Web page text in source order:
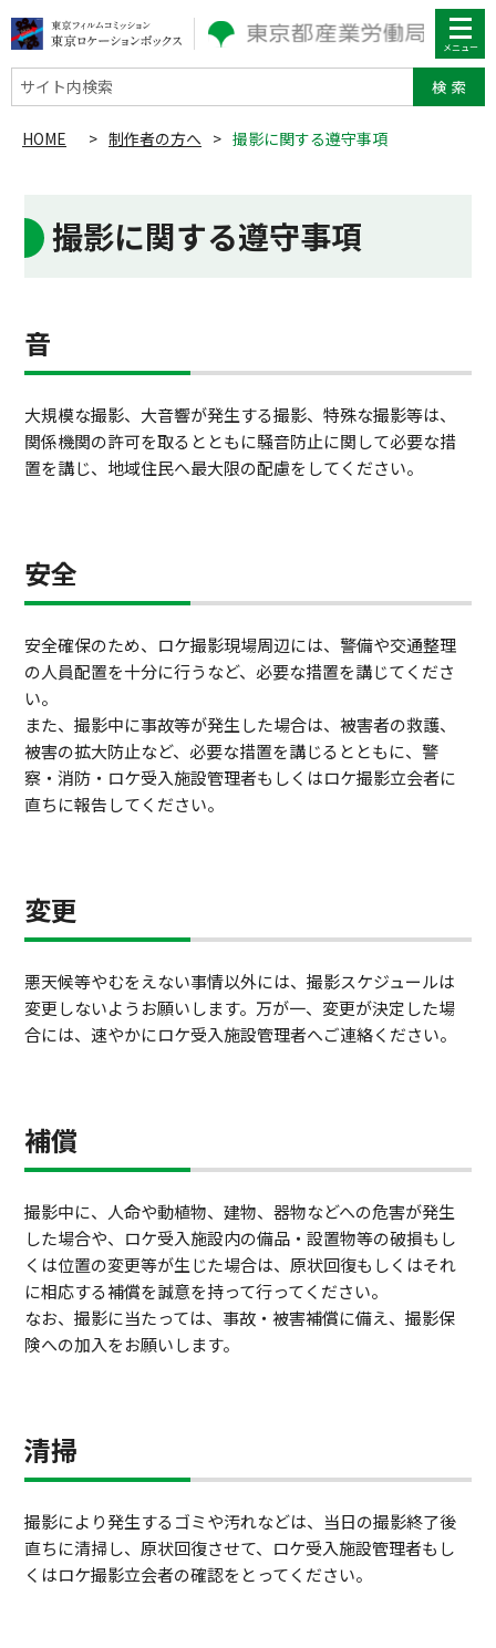
サイト内検索
HOME > 制作者の方へ > 撮影に関する遵守事項
撮影に関する遵守事項
音
大規模な撮影、大音響が発生する撮影、特殊な撮影等は、
関係機関の許可を取るとともに騒音防止に関して必要な措
置を講じ、地域住民へ最大限の配慮をしてください。
安全
安全確保のため、ロケ撮影現場周辺には、警備や交通整理
の人員配置を十分に行うなど、必要な措置を講じてくださ
い。
また、撮影中に事故等が発生した場合は、被害者の救護、
被害の拡大防止など、必要な措置を講じるとともに、警
察・消防・ロケ受入施設管理者もしくはロケ撮影立会者に
直ちに報告してください。
変更
悪天候等やむをえない事情以外には、撮影スケジュールは
変更しないようお願いします。万が一、変更が決定した場
合には、速やかにロケ受入施設管理者へご連絡ください。
補償
撮影中に、人命や動植物、建物、器物などへの危害が発生
した場合や、ロケ受入施設内の備品・設置物等の破損もし
くは位置の変更等が生じた場合は、原状回復もしくはそれ
に相応する補償を誠意を持って行ってください。
なお、撮影に当たっては、事故・被害補償に備え、撮影保
険への加入をお願いします。
清掃
撮影により発生するゴミや汚れなどは、当日の撮影終了後
直ちに清掃し、原状回復させて、ロケ受入施設管理者もし
くはロケ撮影立会者の確認をとってください。